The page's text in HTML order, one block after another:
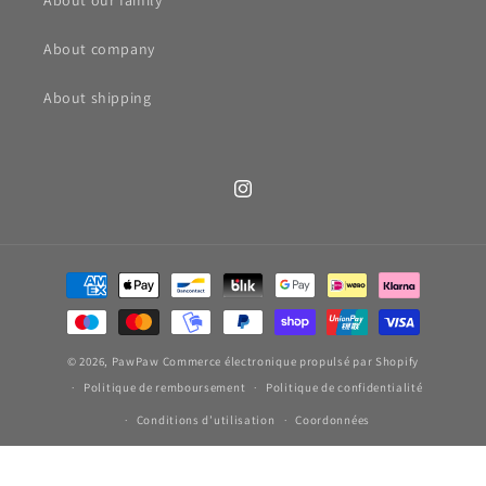
About company
About shipping
Instagram
Moyens
paiement
© 2026, PawPaw Commerce électronique propulsé par Shopify
Politique de remboursement
Politique de confidentialité
Conditions d’utilisation Coordonnées